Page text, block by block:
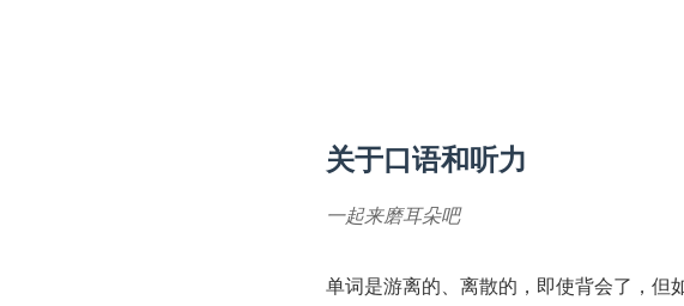
关于口语和听力
一起来磨耳朵吧
单词是游离的、离散的，即使背会了，但